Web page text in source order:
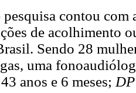
pesquisa contou
de acolhimento
Sendo 28
uma
anos e 6 meses; DP